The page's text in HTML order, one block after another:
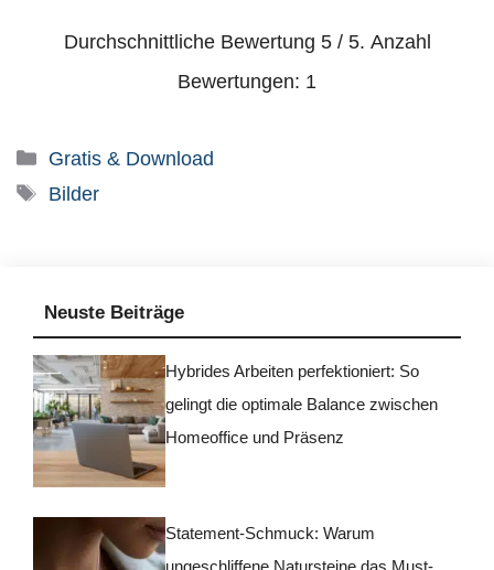
Durchschnittliche Bewertung 5/ 5. Anzahl
Bewertungen: 1
Kategorien
Gratis & Download
Schlagwörter
Bilder
Neuste Beiträge
Hybrides Arbeiten perfektioniert: So
gelingt die optimale Balance zwischen
Homeoffice und Präsenz
Statement-Schmuck: Warum
ungeschliffene Natursteine das Must-